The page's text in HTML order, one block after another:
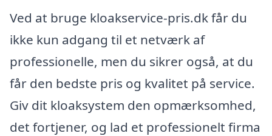
Ved at bruge kloakservice-pris.dk får du
ikke kun adgang til et netværk af
professionelle, men du sikrer også, at du
får den bedste pris og kvalitet på service.
Giv dit kloaksystem den opmærksomhed,
det fortjener, og lad et professionelt firma